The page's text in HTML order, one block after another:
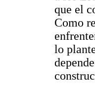
que el
Como
lo